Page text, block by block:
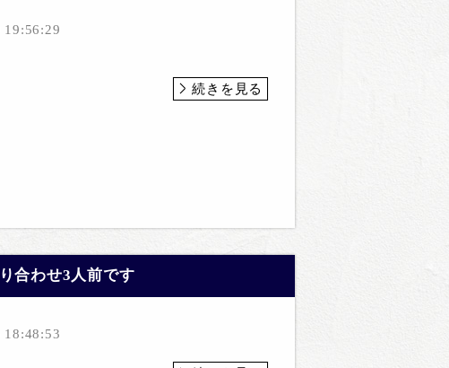
19:56:29
続きを見る
合わせ3人前です
18:48:53